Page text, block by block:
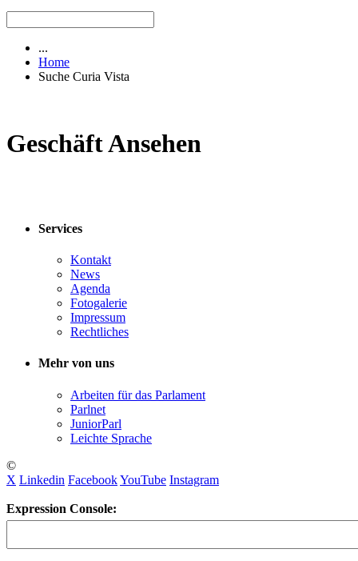
...
Home
Suche Curia Vista
Geschäft Ansehen
Services
Kontakt
News
Agenda
Fotogalerie
Impressum
Rechtliches
Mehr von uns
Arbeiten für das Parlament
Parlnet
JuniorParl
Leichte Sprache
©
X Linkedin FacebookYouTube Instagram
Expression Console: